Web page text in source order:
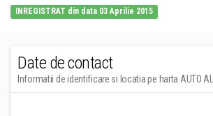
INREGISTRAT din data 03 Aprilie 2015
Date de contact
Informatii de identificare si locatia pe harta AUTO